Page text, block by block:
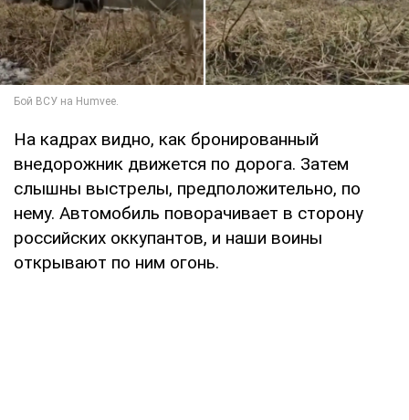
На кадрах видно, как бронированный
внедорожник движется по дорога. Затем
слышны выстрелы, предположительно, по
нему. Автомобиль поворачивает в сторону
российских оккупантов, и наши воины
открывают по ним огонь.